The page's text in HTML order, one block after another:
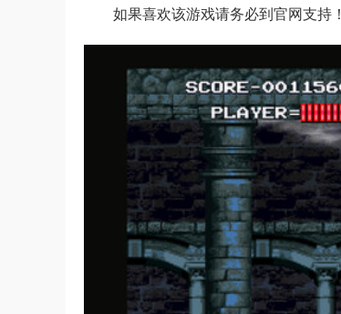
如果喜欢该游戏请务必到官网支持！